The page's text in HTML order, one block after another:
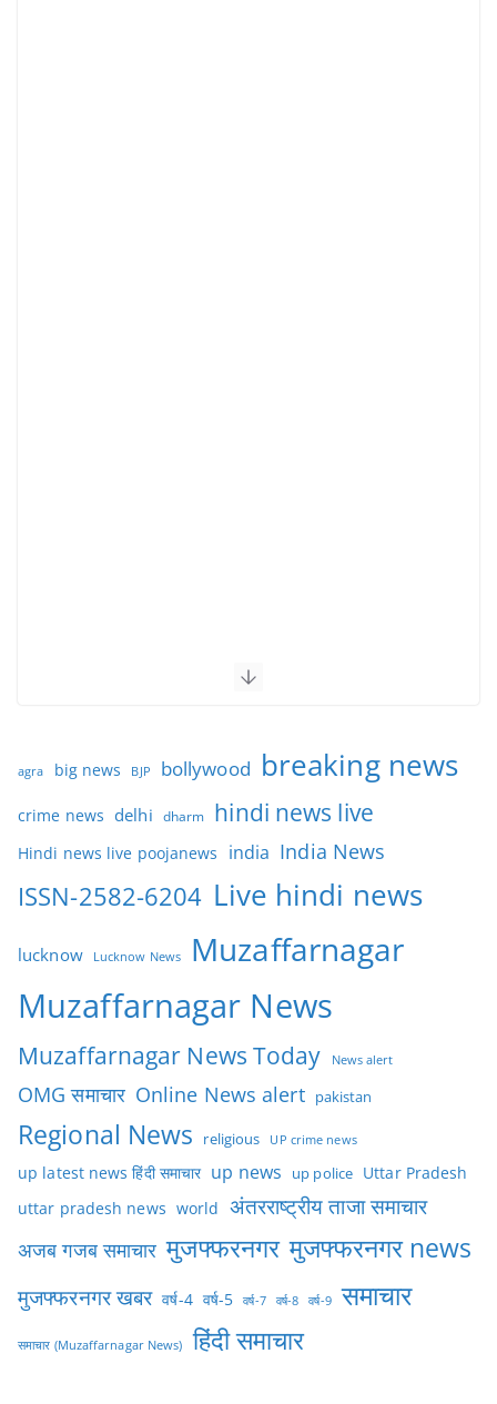
agra big news BJP bollywood breaking news
crime news delhi dharm hindi news live
Hindi news live poojanews india India News
ISSN-2582-6204 Live hindi news
lucknow Lucknow News Muzaffarnagar
Muzaffarnagar News
Muzaffarnagar News Today News alert
OMG समाचार Online News alert pakistan
Regional News religious UP crime news
up latest news हिंदी समाचार up news up police Uttar Pradesh
uttar pradesh news world अंतरराष्ट्रीय ताजा समाचार
अजब गजब समाचार मुजफ्फरनगर मुजफ्फरनगर news
मुजफ्फरनगर खबर वर्ष-4 वर्ष-5 वर्ष-7 वर्ष-8 वर्ष-9 समाचार
समाचार (Muzaffarnagar News) हिंदी समाचार